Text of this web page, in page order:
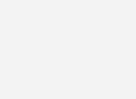
wird Teil des